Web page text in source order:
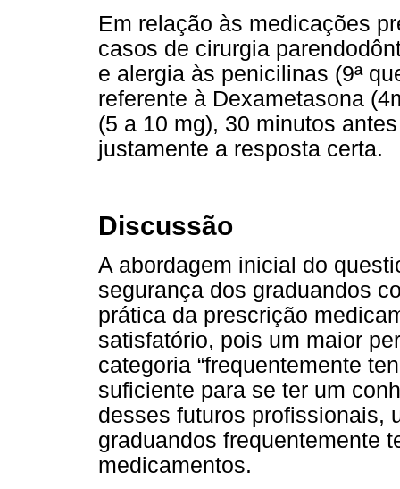
Em relação às medicações
casos de cirurgia
e alergia às penicilinas (9ª
referente à Dexametasona
(5 a 10 mg), 30 minutos
justamente a resposta certa.
Discussão
A abordagem inicial do
segurança dos graduandos
prática da prescrição
satisfatório, pois um maior
categoria “frequentemente
suficiente para se ter um
desses futuros profissionais,
graduandos frequentemente
medicamentos.